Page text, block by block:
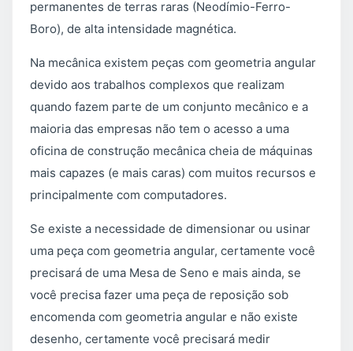
permanentes de terras raras (Neodímio-Ferro-
Boro), de alta intensidade magnética.
Na mecânica existem peças com geometria angular
devido aos trabalhos complexos que realizam
quando fazem parte de um conjunto mecânico e a
maioria das empresas não tem o acesso a uma
oficina de construção mecânica cheia de máquinas
mais capazes (e mais caras) com muitos recursos e
principalmente com computadores.
Se existe a necessidade de dimensionar ou usinar
uma peça com geometria angular, certamente você
precisará de uma Mesa de Seno e mais ainda, se
você precisa fazer uma peça de reposição sob
encomenda com geometria angular e não existe
desenho, certamente você precisará medir